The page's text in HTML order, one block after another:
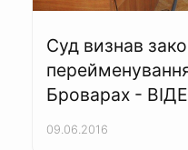
Суд визнав
Броварах -
09.06.2016